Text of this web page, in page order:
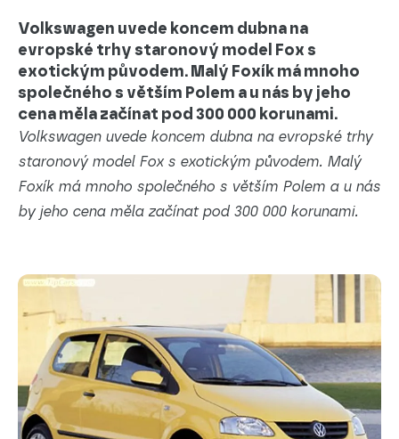
Volkswagen uvede koncem dubna na
evropské trhy staronový model Fox s
exotickým původem. Malý Foxík má mnoho
společného s větším Polem a u nás by jeho
cena měla začínat pod 300 000 korunami.
Volkswagen uvede koncem dubna na evropské trhy
staronový model Fox s exotickým původem. Malý
Foxík má mnoho společného s větším Polem a u nás
by jeho cena měla začínat pod 300 000 korunami.